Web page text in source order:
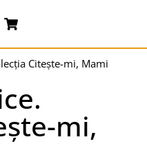
Citește-mi, Mami
mi,